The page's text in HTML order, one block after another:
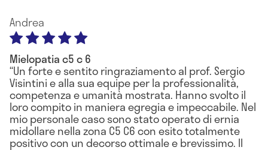
Andrea
Mielopatia c5 c 6
Un forte e sentito ringraziamento al prof. Sergio
Visintini e alla sua equipe per la professionalità,
competenza e umanità mostrata. Hanno svolto il
loro compito in maniera egregia e impeccabile. Nel
mio personale caso sono stato operato di ernia
midollare nella zona C5 C6 con esito totalmente
positivo con un decorso ottimale e brevissimo. Il